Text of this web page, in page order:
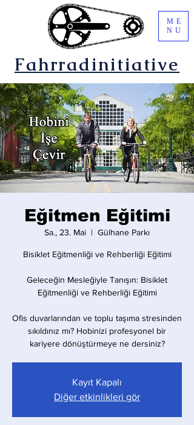
Fahrradinitiative
ME
NU
Eğitmen Eğitimi
Sa., 23. Mai
  |
Gülhane Parkı
Bisiklet Eğitmenliği ve Rehberliği Eğitimi
Geleceğin Mesleğiyle Tanışın: Bisiklet
Eğitmenliği ve Rehberliği Eğitimi
​Ofis duvarlarından ve toplu taşıma stresinden
sıkıldınız mı? Hobinizi profesyonel bir
kariyere dönüştürmeye ne dersiniz?
Kayıt Kapalı
Diğer etkinlikleri gör